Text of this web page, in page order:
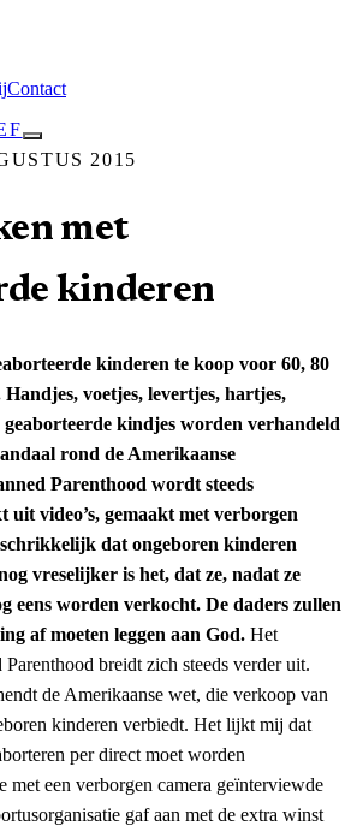
Contact
2015
met
kinderen
kinderen te koop voor 60, 80
voetjes, levertjes, hartjes,
kindjes worden verhandeld
rond de Amerikaanse
Parenthood wordt steeds
video’s, gemaakt met verborgen
dat ongeboren kinderen
vreselijker is het, dat ze, nadat ze
eens worden verkocht. De daders zullen
af moeten leggen aan God. Het
Parenthood breidt zich steeds verder uit.
de Amerikaanse wet, die verkoop van
kinderen verbiedt. Het lijkt mij dat
per direct moet worden
met een verborgen camera geïnterviewde
gaf aan met de extra winst